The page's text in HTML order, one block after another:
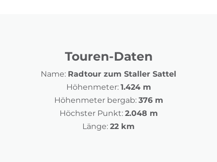
Touren-Daten
Name: Radtour zum Staller Sattel
Höhenmeter: 1.424 m
Höhenmeter bergab: 376 m
Höchster Punkt: 2.048 m
Länge: 22 km